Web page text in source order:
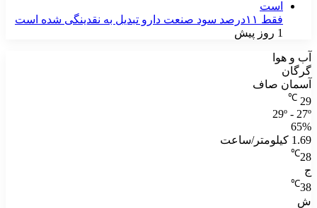
فقط ۱۱‌درصد سود صنعت دارو تبدیل به نقدینگی شده است
1 روز پیش
آب و هوا
گرگان
آسمان صاف
29
℃
29º - 27º
65%
1.69 کیلومتر/ساعت
28
℃
ج
38
℃
ش